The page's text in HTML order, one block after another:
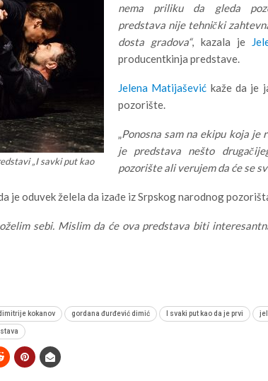
„I savki put kao
nema priliku da gleda
predstava nije tehnički
dosta gradova“, kazala je
producentkinja predstave.
Jelena Matijašević kaže da je
pozorište.
„Ponosna sam na ekipu koja je
je predstava nešto
pozorište ali verujem da će se
je oduvek želela da izađe iz Srpskog narodnog
sebi. Mislim da će ova predstava biti
kokanov gordana đurđević dimić I svaki put kao da je prvi